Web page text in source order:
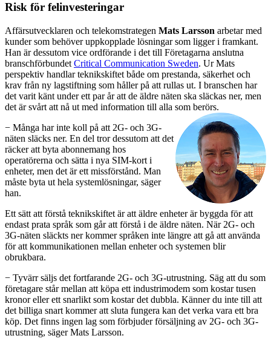
Risk för felinvesteringar
Affärsutvecklaren och telekomstrategen Mats Larsson arbetar med
kunder som behöver uppkopplade lösningar som ligger i framkant.
Han är dessutom vice ordförande i det till Företagarna anslutna
branschförbundet Critical Communication Sweden. Ur Mats
perspektiv handlar teknikskiftet både om prestanda, säkerhet och
krav från ny lagstiftning som håller på att rullas ut. I branschen har
det varit känt under ett par år att de äldre näten ska släckas ner, men
det är svårt att nå ut med information till alla som berörs.
− Många har inte koll på att 2G- och 3G-
näten släcks ner. En del tror dessutom att det
räcker att byta abonnemang hos
operatörerna och sätta i nya SIM-kort i
enheter, men det är ett missförstånd. Man
måste byta ut hela systemlösningar, säger
han.
Ett sätt att förstå teknikskiftet är att äldre enheter är byggda för att
endast prata språk som går att förstå i de äldre näten. När 2G- och
3G-näten släckts ner kommer språken inte längre att gå att använda
för att kommunikationen mellan enheter och systemen blir
obrukbara.
− Tyvärr säljs det fortfarande 2G- och 3G-utrustning. Säg att du som
företagare står mellan att köpa ett industrimodem som kostar tusen
kronor eller ett snarlikt som kostar det dubbla. Känner du inte till att
det billiga snart kommer att sluta fungera kan det verka vara ett bra
köp. Det finns ingen lag som förbjuder försäljning av 2G- och 3G-
utrustning, säger Mats Larsson.